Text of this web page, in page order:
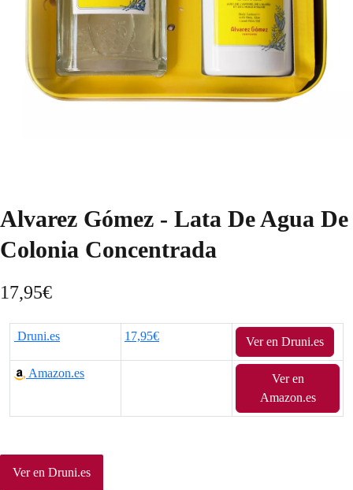
Alvarez Gómez - Lata De Agua De
Colonia Concentrada
17,95€
Druni.es 17,95€ Ver en Druni.es
Amazon.es
Ver en
Amazon.es
Ver en Druni.es